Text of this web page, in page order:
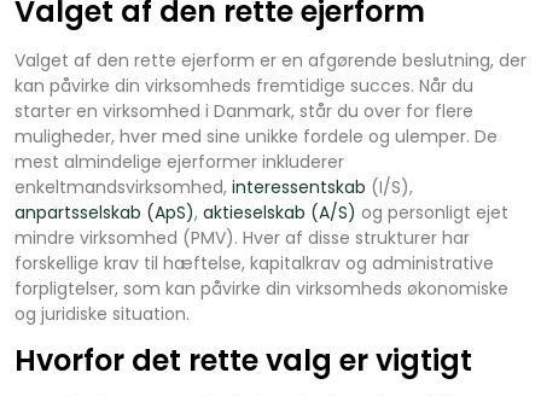
Valget af den rette ejerform
Valget af den rette ejerform er en afgørende beslutning, der
kan påvirke din virksomheds fremtidige succes. Når du
starter en virksomhed i Danmark, står du over for flere
muligheder, hver med sine unikke fordele og ulemper. De
mest almindelige ejerformer inkluderer
enkeltmandsvirksomhed, interessentskab (I/S),
anpartsselskab (ApS), aktieselskab (A/S) og personligt ejet
mindre virksomhed (PMV). Hver af disse strukturer har
forskellige krav til hæftelse, kapitalkrav og administrative
forpligtelser, som kan påvirke din virksomheds økonomiske
og juridiske situation.
Hvorfor det rette valg er vigtigt